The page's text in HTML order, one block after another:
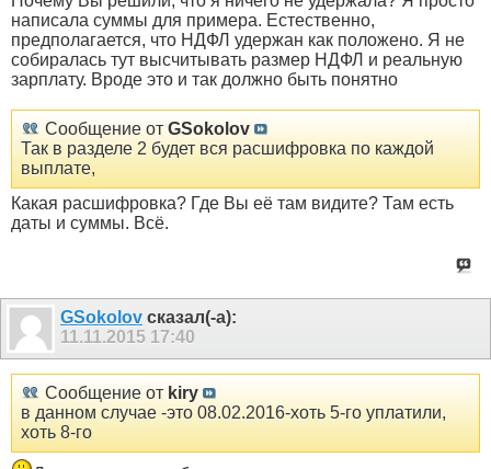
написала суммы для примера. Естественно,
предполагается, что НДФЛ удержан как положено. Я не
собиралась тут высчитывать размер НДФЛ и реальную
зарплату. Вроде это и так должно быть понятно
Сообщение от GSokolov
Так в разделе 2 будет вся расшифровка по каждой
выплате,
Какая расшифровка? Где Вы её там видите? Там есть
даты и суммы. Всё.
GSokolov сказал(-а):
11.11.2015 17:40
Сообщение от kiry
в данном случае -это 08.02.2016-хоть 5-го уплатили,
хоть 8-го